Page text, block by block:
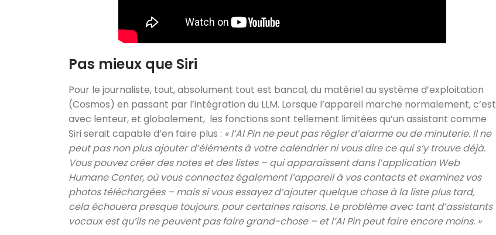
Pas mieux que Siri
Pour le journaliste, tout, absolument tout est bancal, du matériel au système d’exploitation
(Cosmos) en passant par l’intégration du LLM. Lorsque l’appareil marche normalement, c’est
avec lenteur, et globalement, les fonctions sont tellement limitées qu’un assistant comme
Siri serait capable d’en faire plus : « l’AI Pin ne peut pas régler d’alarme ou de minuterie. Il ne
peut pas non plus ajouter d’éléments à votre calendrier ni vous dire ce qui s’y trouve déjà.
Vous pouvez créer des notes et des listes – qui apparaissent dans l’application Web
Humane Center, où vous connectez également l’appareil à vos contacts et examinez vos
photos téléchargées – mais si vous essayez d’ajouter quelque chose à la liste plus tard,
cela échouera presque toujours. pour certaines raisons. Le problème avec tant d’assistants
vocaux est qu’ils ne peuvent pas faire grand-chose – et l’AI Pin peut faire encore moins. »